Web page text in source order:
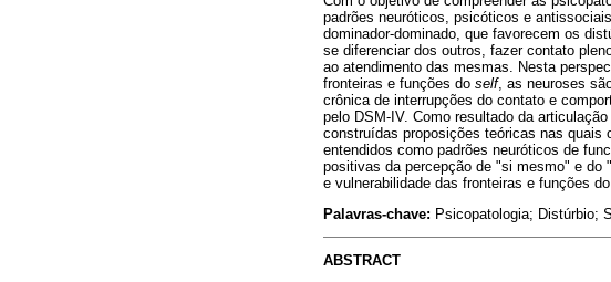
padrões neuróticos, psicóticos e
dominador-dominado, que favorecem os
se diferenciar dos outros, fazer contato
ao atendimento das mesmas. Nesta
fronteiras e funções do self, as neuroses
crônica de interrupções do contato e
pelo DSM-IV. Como resultado da
construídas proposições teóricas nas quais
entendidos como padrões neuróticos de
positivas da percepção de "si mesmo" e do
e vulnerabilidade das fronteiras e funções do
Palavras-chave: Psicopatologia; Distúrbio;
ABSTRACT